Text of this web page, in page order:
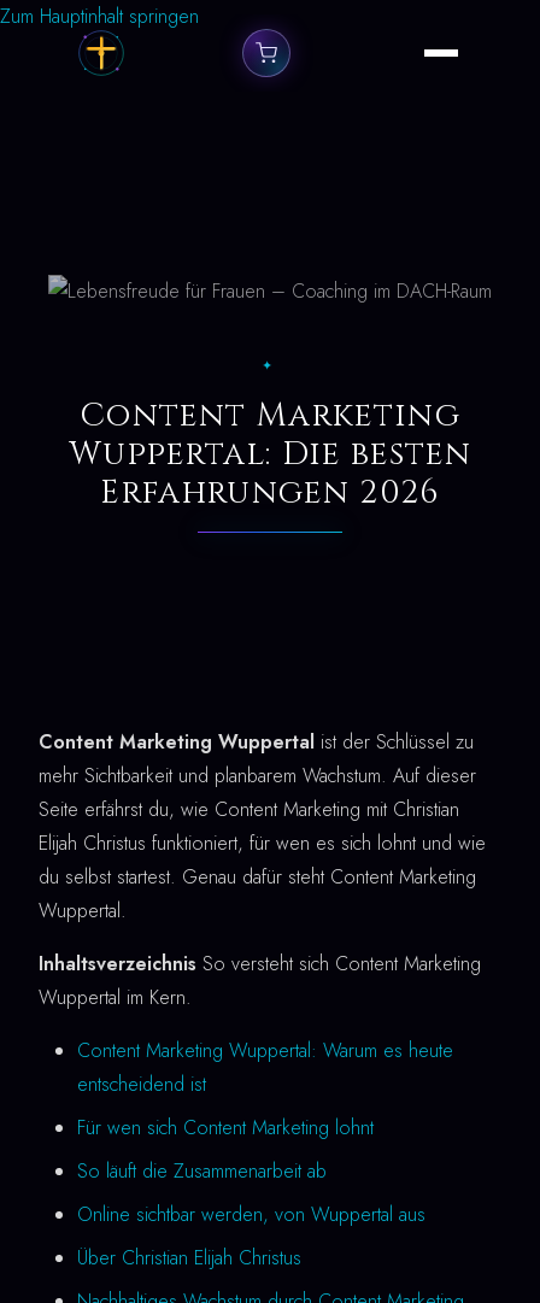
Zum Hauptinhalt springen
✦
Content Marketing
Wuppertal: Die besten
Erfahrungen 2026
Content Marketing Wuppertal ist der Schlüssel zu
mehr Sichtbarkeit und planbarem Wachstum. Auf dieser
Seite erfährst du, wie Content Marketing mit Christian
Elijah Christus funktioniert, für wen es sich lohnt und wie
du selbst startest. Genau dafür steht Content Marketing
Wuppertal.
Inhaltsverzeichnis So versteht sich Content Marketing
Wuppertal im Kern.
Content Marketing Wuppertal: Warum es heute
entscheidend ist
Für wen sich Content Marketing lohnt
So läuft die Zusammenarbeit ab
Online sichtbar werden, von Wuppertal aus
Über Christian Elijah Christus